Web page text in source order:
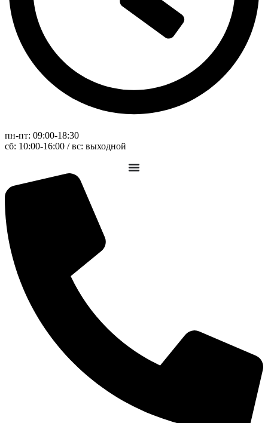
пн-пт: 09:00-18:30
сб: 10:00-16:00 / вс: выходной